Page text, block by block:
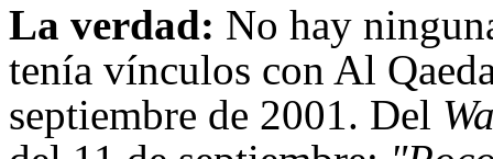
La verdad: No hay
tenía vínculos con Al
septiembre de 2001. Del